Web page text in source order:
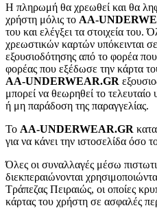
Η πληρωμή θα χρεωθεί και θα
χρήστη μόλις το AA-
του και ελέγξει τα στοιχεία του.
χρεωστικών καρτών υπόκεινται
εξουσιοδότησης από το φορέα
φορέας που εξέδωσε την κάρτα
AA-UNDERWEAR.GR
μπορεί να θεωρηθεί το
ή μη παράδοση της παραγγελίας.
Το AA-UNDERWEAR.GR
για να κάνει την ιστοσελίδα όσο
Όλες οι συναλλαγές μέσω
διεκπεραιώνονται
Τράπεζας Πειραιώς, οι οποίες
κάρτας του χρήστη σε ασφαλές